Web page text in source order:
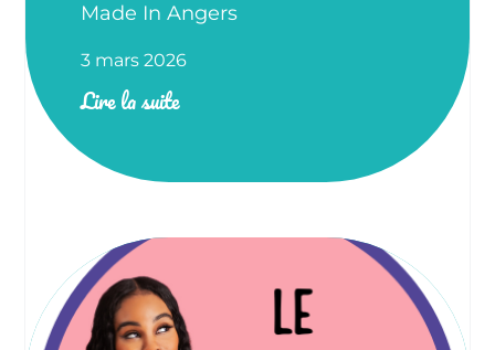
Made In Angers
3 mars 2026
Lire la suite